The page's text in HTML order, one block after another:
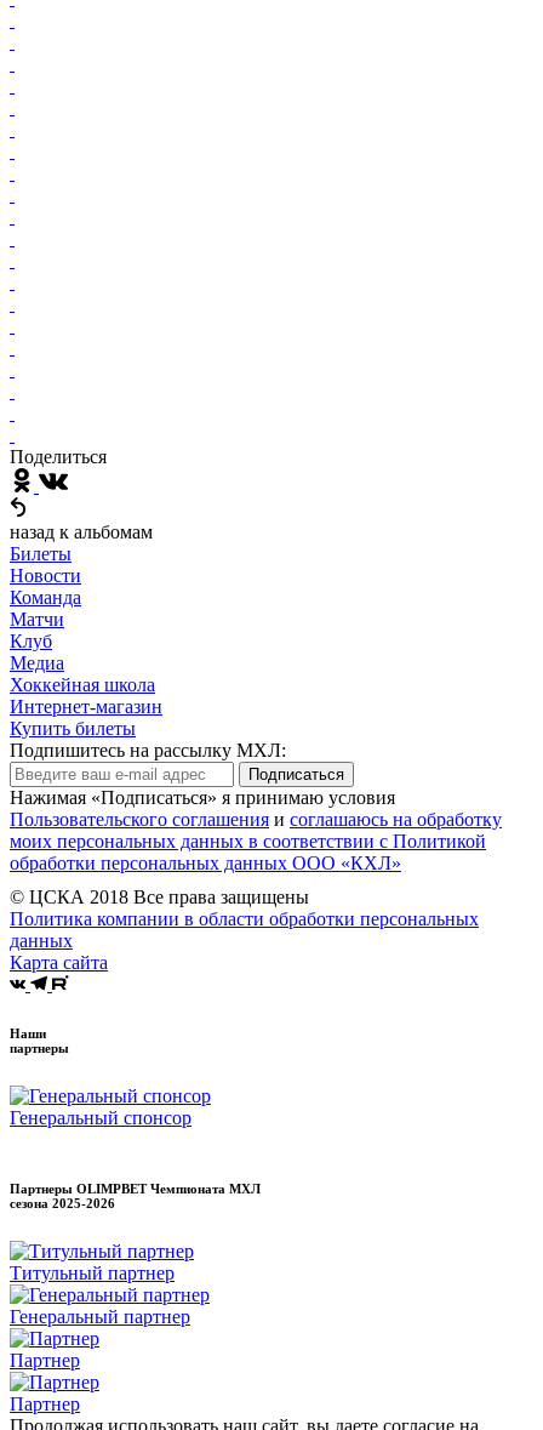
Поделиться
назад к альбомам
Билеты
Новости
Команда
Матчи
Клуб
Медиа
Хоккейная школа
Интернет-магазин
Купить билеты
Подпишитесь на рассылку МХЛ:
Подписаться
Нажимая «Подписаться» я принимаю условия
Пользовательского соглашения и соглашаюсь на обработку
моих персональных данных в соответствии с Политикой
обработки персональных данных ООО «КХЛ»
© ЦСКА 2018 Все права защищены
Политика компании в области обработки персональных
данных
Карта сайта
Наши
партнеры
Генеральный спонсор
Партнеры OLIMPBET Чемпионата МХЛ
сезона 2025-2026
Титульный партнер
Генеральный партнер
Партнер
Партнер
Продолжая использовать наш сайт, вы даете согласие на